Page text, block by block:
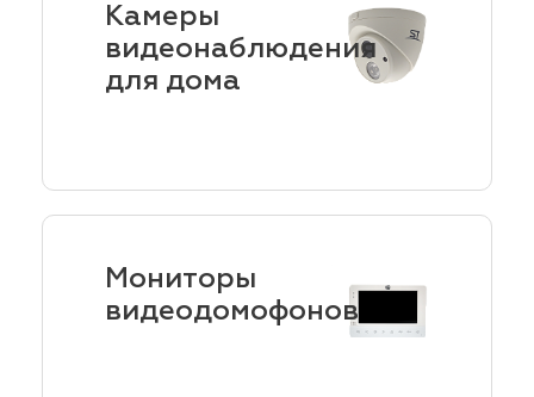
Камеры
видеонаблюдения
для дома
Мониторы
видеодомофонов